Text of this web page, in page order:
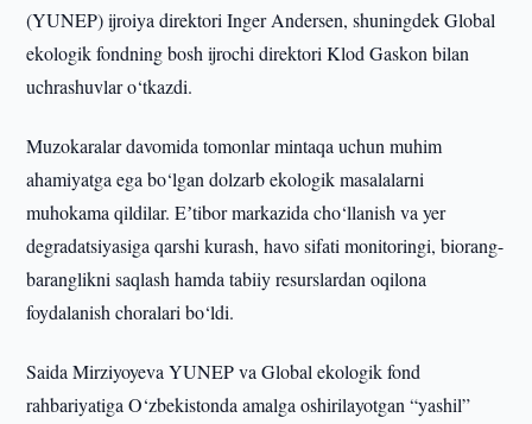
(YUNEP) ijroiya direktori Inger Andersen, shuningdek Global
ekologik fondning bosh ijrochi direktori Klod Gaskon bilan
uchrashuvlar o‘tkazdi.
Muzokaralar davomida tomonlar mintaqa uchun muhim
ahamiyatga ega bo‘lgan dolzarb ekologik masalalarni
muhokama qildilar. Eʼtibor markazida cho‘llanish va yer
degradatsiyasiga qarshi kurash, havo sifati monitoringi, biorang-
baranglikni saqlash hamda tabiiy resurslardan oqilona
foydalanish choralari bo‘ldi.
Saida Mirziyoyeva YUNEP va Global ekologik fond
rahbariyatiga O‘zbekistonda amalga oshirilayotgan “yashil”